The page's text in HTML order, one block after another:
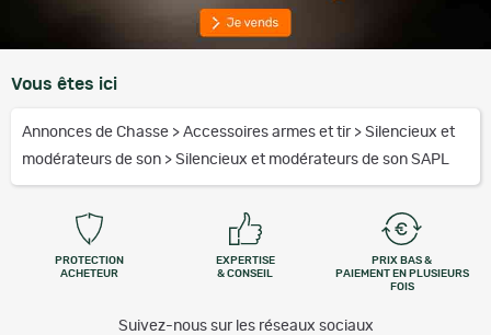
Vous êtes ici
Annonces de Chasse > Accessoires armes et tir > Silencieux et
modérateurs de son > Silencieux et modérateurs de son SAPL
PROTECTION
ACHETEUR
EXPERTISE
& CONSEIL
PRIX BAS &
PAIEMENT EN PLUSIEURS
FOIS
Suivez-nous sur les réseaux sociaux